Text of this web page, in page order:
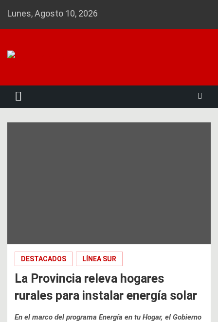
Lunes, Agosto 10, 2026
DESTACADOS LÍNEA SUR
La Provincia releva hogares
rurales para instalar energía solar
En el marco del programa Energía en tu Hogar, el Gobierno